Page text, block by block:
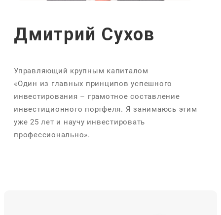
Дмитрий Сухов
Управляющий крупным капиталом
«Один из главных принципов успешного
инвестирования – грамотное составление
инвестиционного портфеля. Я занимаюсь этим
уже 25 лет и научу инвестировать
профессионально».